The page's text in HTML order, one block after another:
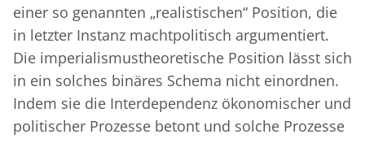
einer so genannten „realistischen“ Position, die
in letzter Instanz machtpolitisch argumentiert.
Die imperialismustheoretische Position lässt sich
in ein solches binäres Schema nicht einordnen.
Indem sie die Interdependenz ökonomischer und
politischer Prozesse betont und solche Prozesse